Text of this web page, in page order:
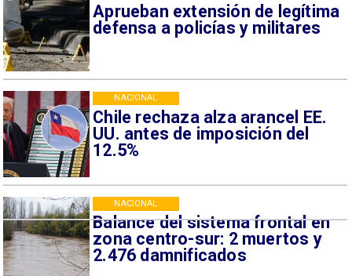
Aprueban extensión de legítima
defensa a policías y militares
Chile rechaza alza arancel EE.
UU. antes de imposición del
12.5%
NACIONAL
Balance del sistema frontal en
zona centro-sur: 2 muertos y
2.476 damnificados
NACIONAL